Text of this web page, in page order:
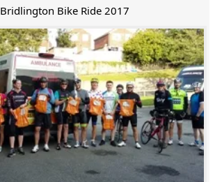
Bridlington Bike Ride 2017